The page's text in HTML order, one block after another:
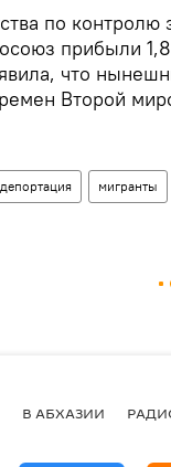
по
прибыли
что
Второй
депортация мигранты
В АБХАЗИИ